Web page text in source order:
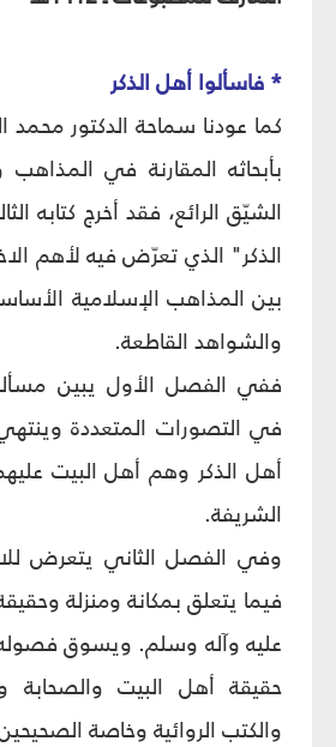
* فاسألوا أهل الذكر
كما عودنا سماحة الدكتور محمد
بأبحاثه المقارنة في المذاهب
الشيّق الرائع، فقد أخرج كتابه
الذكر" الذي تعرّض فيه لأهم
بين المذاهب الإسلامية
والشواهد القاطعة.
ففي الفصل الأول يبين
في التصورات المتعددة
أهل الذكر وهم أهل البيت
الشريفة.
وفي الفصل الثاني يتعرض
فيما يتعلق بمكانة ومنزلة
عليه وآله وسلم. ويسوق فصوله
حقيقة أهل البيت والصحابة
والكتب الروائية وخاصة